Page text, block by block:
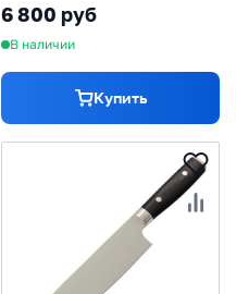
6 800 руб
В наличии
Купить